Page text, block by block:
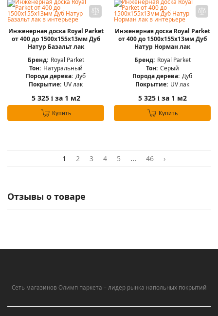
Инженерная доска Royal Parket
от 400 до 1500х155х13мм Дуб
Натур Базальт лак
Бренд: Royal Parket
Тон: Натуральный
Порода дерева: Дуб
Покрытие: UV лак
5 325 iза 1 м2
Купить
Инженерная доска Royal Parket
от 400 до 1500х155х13мм Дуб
Натур Норман лак
Бренд: Royal Parket
Тон: Серый
Порода дерева: Дуб
Покрытие: UV лак
5 325 iза 1 м2
Купить
1 2 3 4 5 ... 46 ›
Отзывы о товаре
Сеть магазинов Олимп паркета – лидер рынка напольных покрытий